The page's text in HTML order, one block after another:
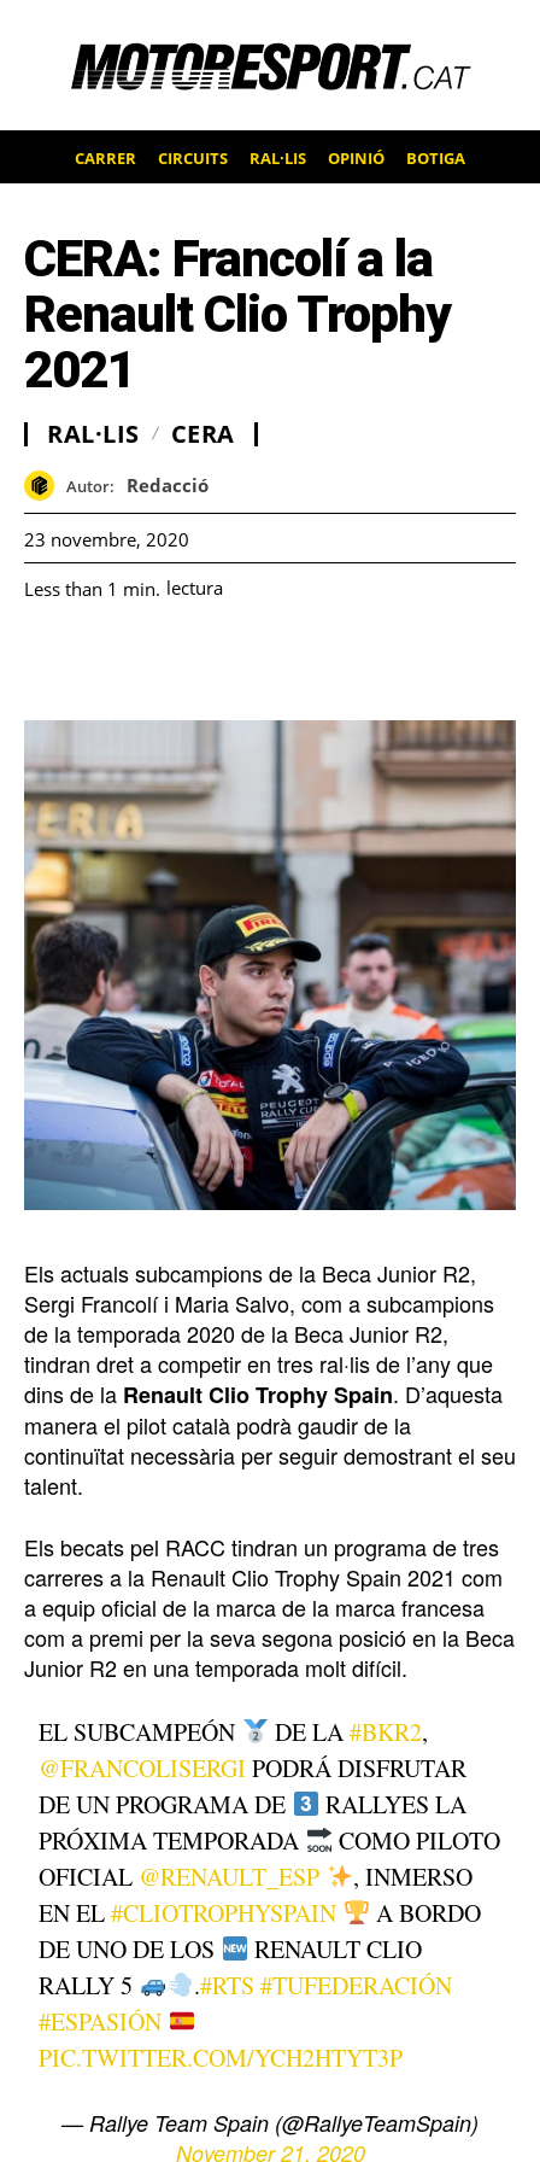
CARRER CIRCUITS RAL·LIS OPINIÓ BOTIGA
CERA: Francolí a la
Renault Clio Trophy
2021
RAL·LIS CERA
Autor: Redacció
23 novembre, 2020
Less than 1 min. lectura
Els actuals subcampions de la Beca Junior R2,
Sergi Francolí i Maria Salvo, com a subcampions
de la temporada 2020 de la Beca Junior R2,
tindran dret a competir en tres ral·lis de l’any que
dins de la Renault Clio Trophy Spain. D’aquesta
manera el pilot català podrà gaudir de la
continuïtat necessària per seguir demostrant el seu
talent.
Els becats pel RACC tindran un programa de tres
carreres a la Renault Clio Trophy Spain 2021 com
a equip oficial de la marca de la marca francesa
com a premi per la seva segona posició en la Beca
Junior R2 en una temporada molt difícil.
EL SUBCAMPEÓN DE LA#BKR2,
@FRANCOLISERGIPODRÁ DISFRUTAR
DE UN PROGRAMA DE
RALLYES LA
PRÓXIMA TEMPORADA
COMO PILOTO
OFICIAL @RENAULT_ESP
, INMERSO
EN EL#CLIOTROPHYSPAIN
A BORDO
DE UNO DE LOS
RENAULT CLIO
RALLY 5
.#RTS #TUFEDERACIÓN
#ESPASIÓN
PIC.TWITTER.COM/YCH2HTYT3P
— Rallye Team Spain (@RallyeTeamSpain)
November 21, 2020